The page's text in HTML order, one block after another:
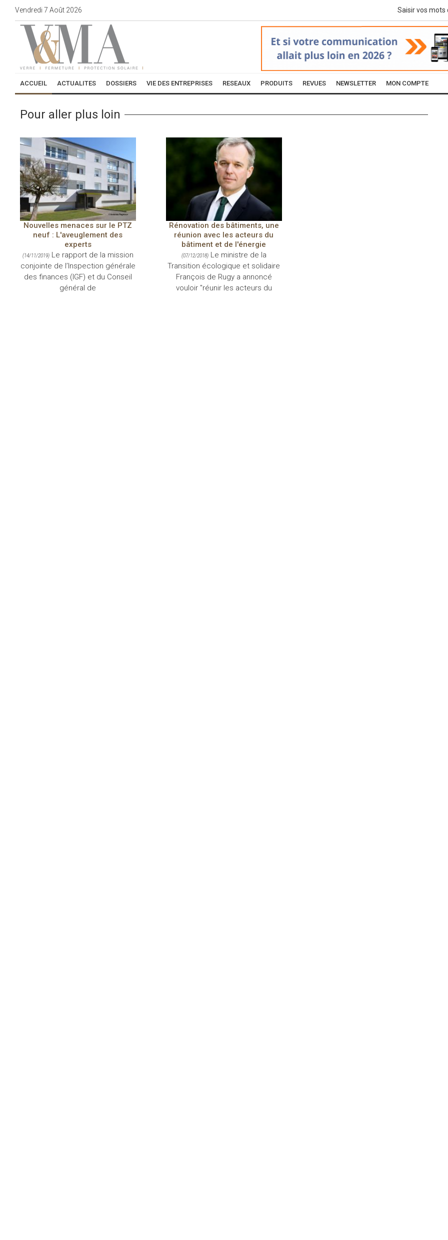
Vendredi 7 Août 2026
ACCUEIL ACTUALITES DOSSIERS VIE DES ENTREPRISES RESEAUX PRODUITS REVUES NEWSLETTER MON COMPTE
Pour aller plus loin
Nouvelles menaces sur le PTZ
neuf : L'aveuglement des
experts
(14/11/2019)Le rapport de la mission
conjointe de l’Inspection générale
des finances (IGF) et du Conseil
général de
Rénovation des bâtiments, une
réunion avec les acteurs du
bâtiment et de l'énergie
(07/12/2018)Le ministre de la
Transition écologique et solidaire
François de Rugy a annoncé
vouloir "réunir les acteurs du